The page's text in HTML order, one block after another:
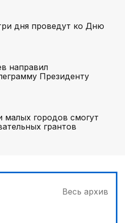
дня проведут ко Дню
направил
Президенту
малых городов смогут
грантов
станции мониторинга
Весь архив